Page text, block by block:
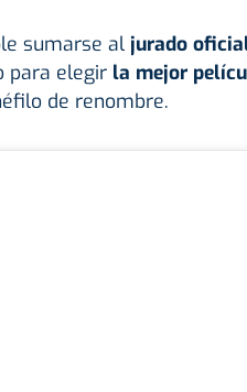
sumarse al jurado
para elegir la mejor
de renombre.